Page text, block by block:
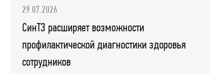
29.07.2026
СинТЗ расширяет возможности
профилактической диагностики здоровья
сотрудников